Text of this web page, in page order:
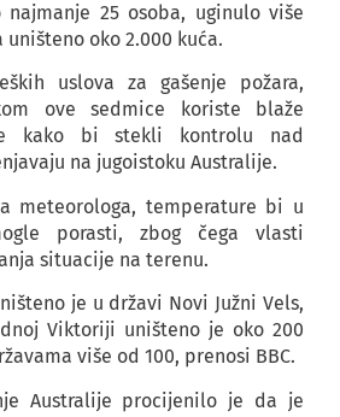
25 osoba, uginulo više
oko 2.000 kuća.
uslova za gašenje požara,
ove sedmice koriste blaže
kako bi stekli kontrolu nad
na jugoistoku Australije.
meteorologa, temperature bi u
porasti, zbog čega vlasti
situacije na terenu.
je u državi Novi Južni Vels,
Viktoriji uništeno je oko 200
više od 100, prenosi BBC.
Australije procijenilo je da je